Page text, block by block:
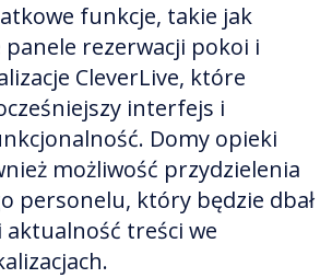
funkcje, takie jak
rezerwacji pokoi i
CleverLive, które
interfejs i
Domy opieki
możliwość przydzielenia
personelu, który będzie dbał
treści we